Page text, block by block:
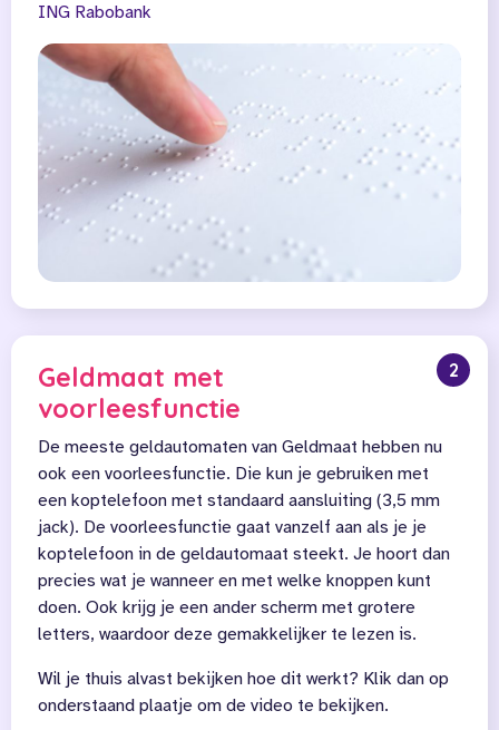
ING Rabobank
2
Geldmaat met
voorleesfunctie
De meeste geldautomaten van Geldmaat hebben nu
ook een voorleesfunctie. Die kun je gebruiken met
een koptelefoon met standaard aansluiting (3,5 mm
jack). De voorleesfunctie gaat vanzelf aan als je je
koptelefoon in de geldautomaat steekt. Je hoort dan
precies wat je wanneer en met welke knoppen kunt
doen. Ook krijg je een ander scherm met grotere
letters, waardoor deze gemakkelijker te lezen is.
Wil je thuis alvast bekijken hoe dit werkt? Klik dan op
onderstaand plaatje om de video te bekijken.